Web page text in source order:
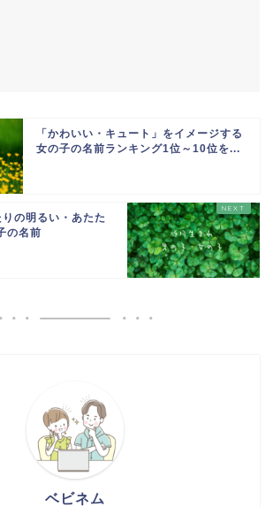
「かわいい・キュート」をイメージする
女の子の名前ランキング1位～10位を...
の明るい・あたた
の名前
ベビネム